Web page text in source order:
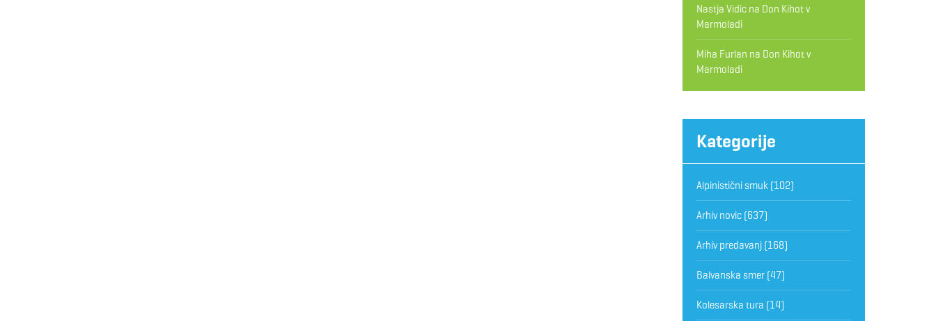
Nastja Vidicna Don Kihot v
Marmoladi
Miha Furlan na Don Kihot v
Marmoladi
Kategorije
Alpinistični smuk(102)
Arhiv novic(637)
Arhiv predavanj(168)
Balvanska smer(47)
Kolesarska tura (14)